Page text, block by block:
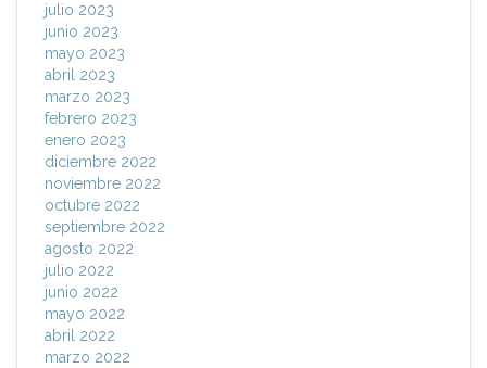
julio 2023
junio 2023
mayo 2023
abril 2023
marzo 2023
febrero 2023
enero 2023
diciembre 2022
noviembre 2022
octubre 2022
septiembre 2022
agosto 2022
julio 2022
junio 2022
mayo 2022
abril 2022
marzo 2022